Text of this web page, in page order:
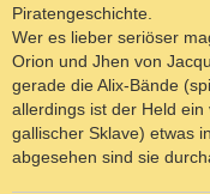
Piratengeschichte.
Wer es lieber seriöser
Orion und Jhen von
gerade die Alix-Bände
allerdings ist der Held
gallischer Sklave) etwas
abgesehen sind sie